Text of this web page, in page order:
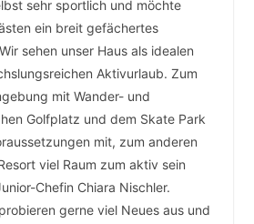
sehr sportlich und möchte
ein breit gefächertes
sehen unser Haus als idealen
Aktivurlaub. Zum
mit Wander- und
Golfplatz und dem Skate Park
mit, zum anderen
viel Raum zum aktiv sein
Chefin Chiara Nischler.
gerne viel Neues aus und